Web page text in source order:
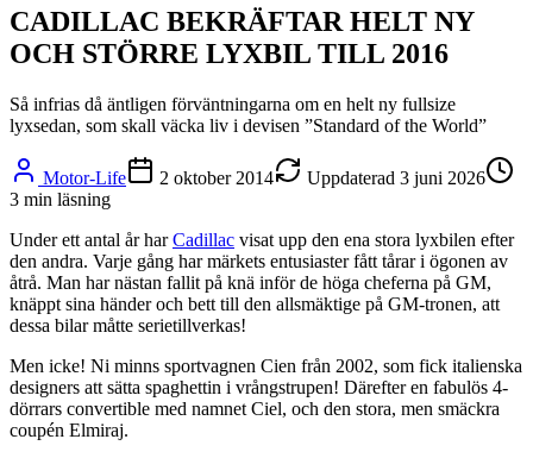
CADILLAC BEKRÄFTAR HELT NY
OCH STÖRRE LYXBIL TILL 2016
Så infrias då äntligen förväntningarna om en helt ny fullsize
lyxsedan, som skall väcka liv i devisen ”Standard of the World”
Motor-Life 2 oktober 2014 Uppdaterad 3 juni 2026
3 min läsning
Under ett antal år harCadillac visat upp den ena stora lyxbilen efter
den andra. Varje gång har märkets entusiaster fått tårar i ögonen av
åtrå. Man har nästan fallit på knä inför de höga cheferna på GM,
knäppt sina händer och bett till den allsmäktige på GM-tronen, att
dessa bilar måtte serietillverkas!
Men icke! Ni minns sportvagnen Cien från 2002, som fick italienska
designers att sätta spaghettin i vrångstrupen! Därefter en fabulös 4-
dörrars convertible med namnet Ciel, och den stora, men smäckra
coupén Elmiraj.